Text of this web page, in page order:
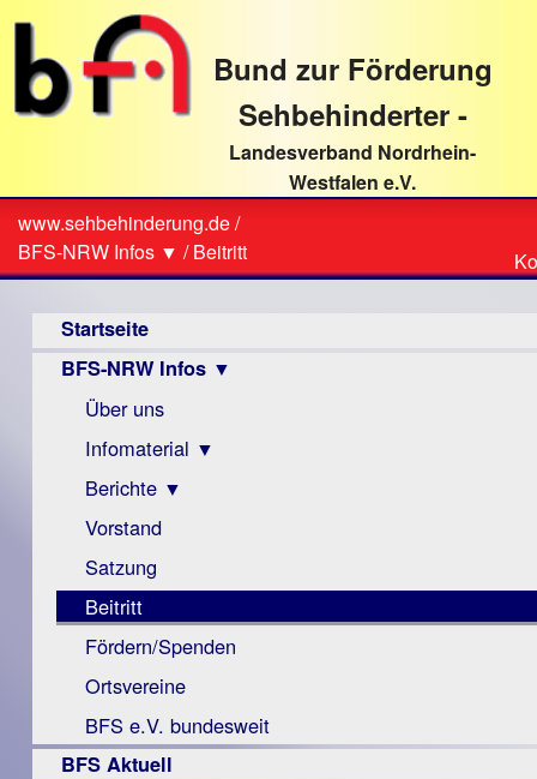
direkt
Textinhalt
Bund zur Förderung
Sehbehinderter -
Landesverband Nordrhein-
Westfalen e.V.
Sie
sind
hier
www.sehbehinderung.de/
BFS-NRW Infos ▼ /Beitritt
Startseite
BFS-NRW Infos ▼
Über uns
Infomaterial ▼
Visus
Zeitschrift
Monokular
Mac
Instagram-
Links
Berichte ▼
Archiv
Berichte
Vorstand
Satzung
Beitritt
Fördern/Spenden
Ortsvereine
BFS e.V. bundesweit
BFS Aktuell